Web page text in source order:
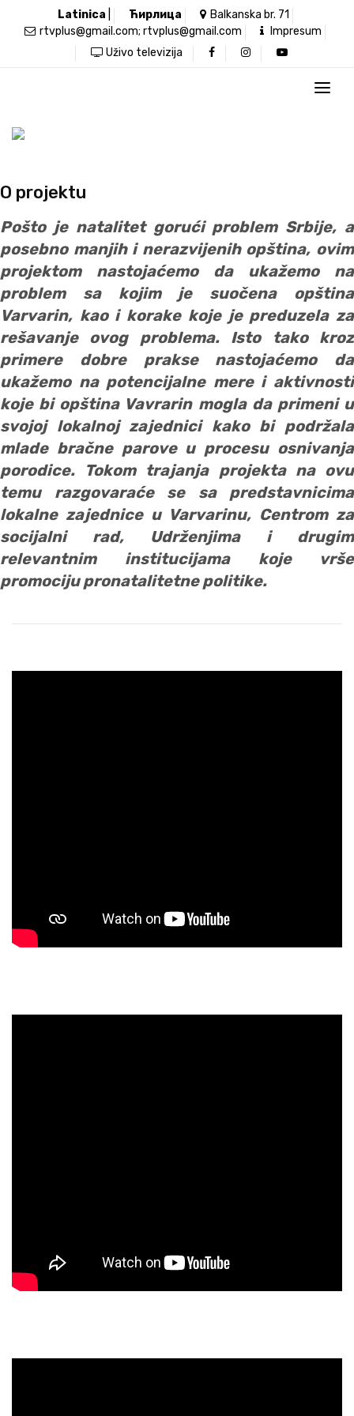
Latinica Ћирлица
Balkanska br. 71
rtvplus@gmail.com; rtvplus@gmail.com
Impresum
Uživo televizija
O projektu
Pošto je natalitet gorući problem Srbije, a
posebno manjih i nerazvijenih opština, ovim
projektom nastojaćemo da ukažemo na
problem sa kojim je suočena opština
Varvarin, kao i korake koje je preduzela za
rešavanje ovog problema. Isto tako kroz
primere dobre prakse nastojaćemo da
ukažemo na potencijalne mere i aktivnosti
koje bi opština Vavrarin mogla da primeni u
svojoj lokalnoj zajednici kako bi podržala
mlade bračne parove u procesu osnivanja
porodice. Tokom trajanja projekta na ovu
temu razgovaraće se sa predstavnicima
lokalne zajednice u Varvarinu, Centrom za
socijalni rad, Udrženjima i drugim
relevantnim institucijama koje vrše
promociju pronatalitetne politike.